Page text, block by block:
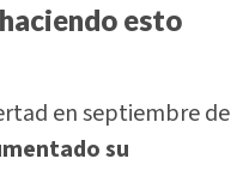
esto
en septiembre de
su